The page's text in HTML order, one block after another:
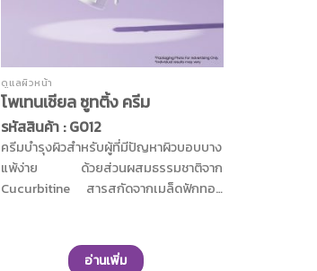
ดูแลผิวหน้า
โพเทนเชียล ซูทติ้ง ครีม
รหัสสินค้า : G012
ครีมบำรุงผิวสำหรับผู้ที่มีปัญหาผิวบอบบาง
แพ้ง่าย ด้วยส่วนผสมธรรมชาติจาก
Cucurbitine สารสกัดจากเมล็ดฟักทอง
ด้วย Portulaca Extract อีกขั้นช่วยปลอบ
อ่านเพิ่ม